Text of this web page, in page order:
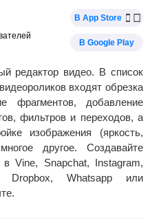
В App Store
В Google Play
редактор видео. В список
входят обрезка
фрагментов, добавление
фильтров и переходов, а
изображения (яркость,
другое. Создавайте
Vine, Snapchat, Instagram,
Dropbox, Whatsapp или